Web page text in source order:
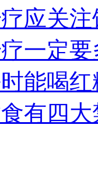
应关
一定
能喝
有四